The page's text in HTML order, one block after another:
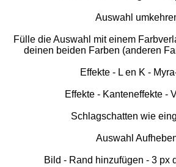
Auswahl
Fülle die Auswahl mit einem
deinen beiden Farben (anderen
Effekte - L en K -
Effekte - Kanteneffekte -
Schlagschatten wie
Auswahl
Bild - Rand hinzufügen - 3 px